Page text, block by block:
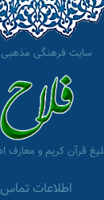
سایت فرهنگی مذهبی
قرآن کریم و
اطلاعات تماس